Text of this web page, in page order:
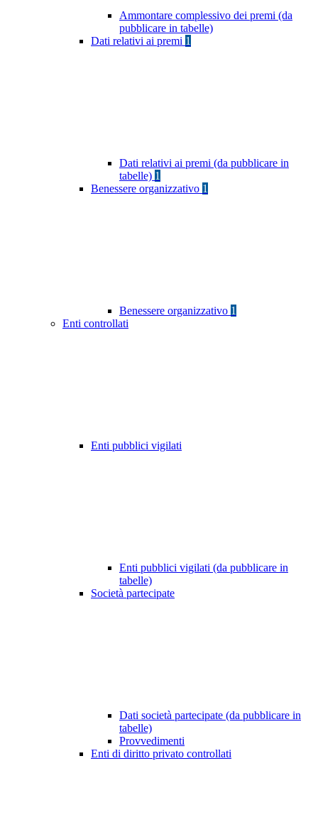
Ammontare complessivo dei premi (da
pubblicare in tabelle)
Dati relativi ai premi 1
Dati relativi ai premi (da pubblicare in
tabelle) 1
Benessere organizzativo 1
Benessere organizzativo 1
Enti controllati
Enti pubblici vigilati
Enti pubblici vigilati (da pubblicare in
tabelle)
Società partecipate
Dati società partecipate (da pubblicare in
tabelle)
Provvedimenti
Enti di diritto privato controllati